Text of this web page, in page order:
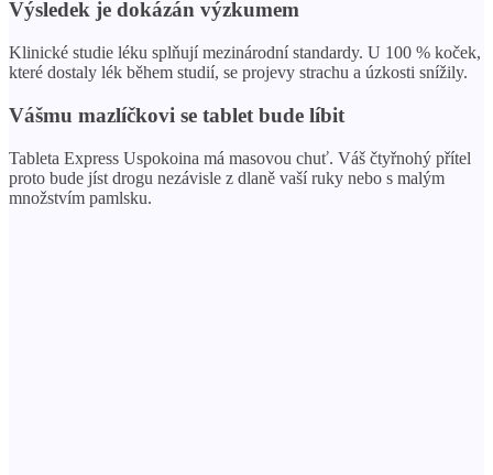
Výsledek je dokázán výzkumem
Klinické studie léku splňují mezinárodní standardy. U 100 % koček,
které dostaly lék během studií, se projevy strachu a úzkosti snížily.
Vášmu mazlíčkovi se tablet bude líbit
Tableta Express Uspokoina má masovou chuť. Váš čtyřnohý přítel
proto bude jíst drogu nezávisle z dlaně vaší ruky nebo s malým
množstvím pamlsku.